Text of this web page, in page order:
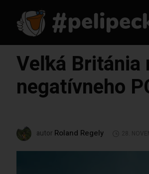
Veľká Británia
negatívneho
autor Roland Regely 28.